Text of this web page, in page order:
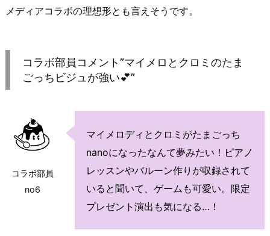
メディアコラボの理想形とも言えそうです。
コラボ部員コメント”マイメロとクロミのたま
ごっちビジュが強い💕”
コラボ部員
no6
マイメロディとクロミがたまごっち
nanoになったなんて夢みたい！ピアノ
レッスンやバルーン作りが収録されて
いると聞いて、ゲームも可愛い。限定
プレゼント演出も気になる…！